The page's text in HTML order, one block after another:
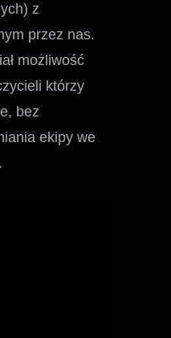
z
przez nas.
możliwość
którzy
bez
ekipy we